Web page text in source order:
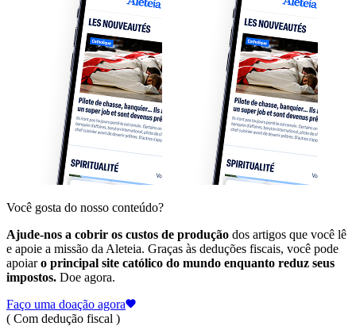
Você gosta do nosso conteúdo?
Ajude-nos a cobrir os custos de produção dos artigos que você lê
e apoie a missão da Aleteia. Graças às deduções fiscais, você pode
apoiaro principal site católico do mundo enquanto reduz seus
impostos. Doe agora.
Faço uma doação agora
( Com dedução fiscal )